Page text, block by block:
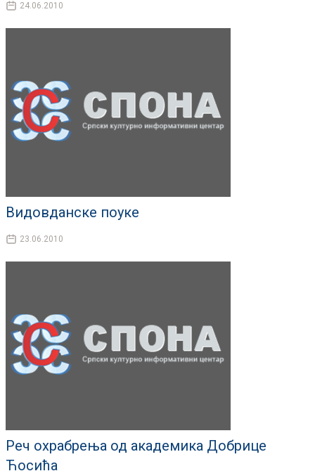
24.06.2010
Видовданске поуке
23.06.2010
Реч охрабрења од академика Добрице
Ћосића